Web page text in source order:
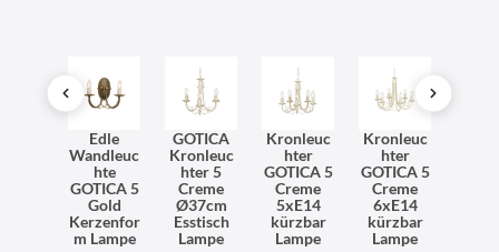
Edle
Wandleuc
hte
GOTICA 5
Gold
Kerzenfor
m Lampe
GOTICA
Kronleuc
hter 5
Creme
Ø37cm
Esstisch
Lampe
Kronleuc
hter
GOTICA 5
Creme
5xE14
kürzbar
Lampe
Kronleuc
hter
GOTICA 5
Creme
6xE14
kürzbar
Lampe